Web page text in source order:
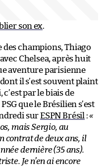
son ex.
des champions, Thiago
Chelsea, après huit
aventure parisienne
il s’est souvent plaint
par le biais de
que le Brésilien s’est
surESPN Brésil :«
mais Sergio, au
contrat de deux ans, il
dernière (35 ans).
Je n’en ai encore